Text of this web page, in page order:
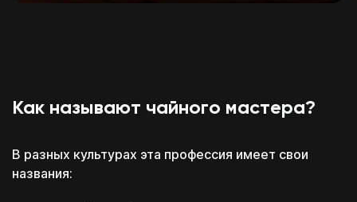
Как называют чайного мастера?
В разных культурах эта профессия имеет свои
названия: